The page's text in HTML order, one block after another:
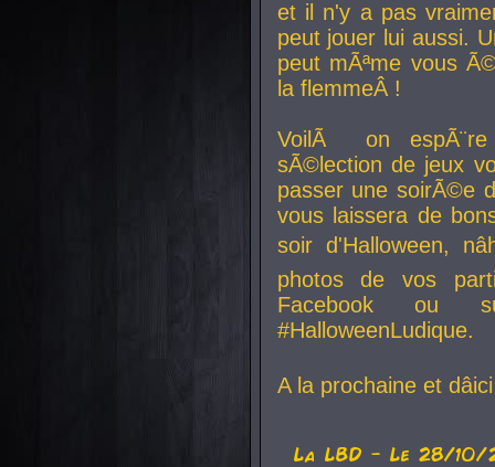
et il n'y a pas
peut jouer lui aussi.
peut mÃªme vous
la flemmeÂ !
VoilÃ on
sÃ©lection de jeux
passer une soirÃ©e
vous laissera de
soir d'Halloween,
photos de vos
Facebook ou
#HalloweenLudique.
A la prochaine et
La LBD - Le 28/10/